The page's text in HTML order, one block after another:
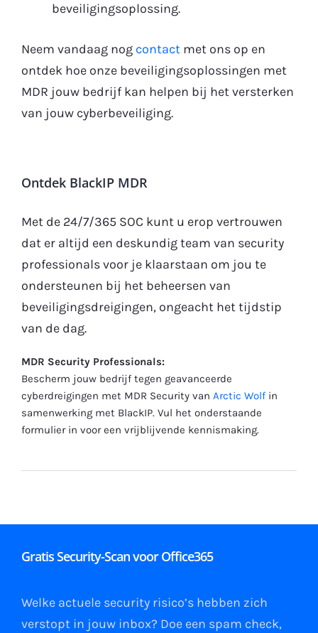
beveiligingsoplossing.
Neem vandaag nog contactmet ons op en
ontdek hoe onze beveiligingsoplossingen met
MDR jouw bedrijf kan helpen bij het versterken
van jouw cyberbeveiliging.
Ontdek BlackIP MDR
Met de 24/7/365 SOC kunt u erop vertrouwen
dat er altijd een deskundig team van security
professionals voor je klaarstaan om jou te
ondersteunen bij het beheersen van
beveiligingsdreigingen, ongeacht het tijdstip
van de dag.
MDR Security Professionals:
Bescherm jouw bedrijf tegen geavanceerde
cyberdreigingen met MDR Security van Arctic Wolfin
samenwerking met BlackIP. Vul het onderstaande
formulier in voor een vrijblijvende kennismaking.
Gratis Security-Scan voor Office365
Welke actuele security risico’s hebben zich
verstopt in jouw inbox? Doe een spam check,